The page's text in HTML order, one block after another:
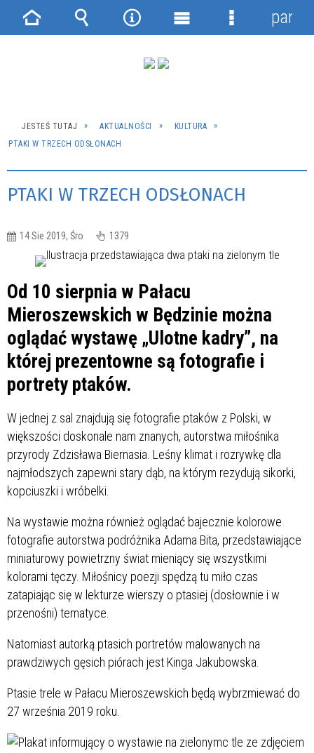
JESTEŚ TUTAJ AKTUALNOŚCI
KULTURA
PTAKI W TRZECH ODSŁONACH
PTAKI W TRZECH ODSŁONACH
14 Sie 2019, Śro 1379
Od 10 sierpnia w Pałacu
Mieroszewskich w Będzinie można
oglądać wystawę „Ulotne kadry”, na
której prezentowne są fotografie i
portrety ptaków.
W jednej z sal znajdują się fotografie ptaków z Polski, w
większości doskonale nam znanych, autorstwa miłośnika
przyrody Zdzisława Biernasia. Leśny klimat i rozrywkę dla
najmłodszych zapewni stary dąb, na którym rezydują sikorki,
kopciuszki i wróbelki.
Na wystawie można również oglądać bajecznie kolorowe
fotografie autorstwa podróżnika Adama Bita, przedstawiające
miniaturowy powietrzny świat mieniący się wszystkimi
kolorami tęczy. Miłośnicy poezji spędzą tu miło czas
zatapiając się w lekturze wierszy o ptasiej (dosłownie i w
przenośni) tematyce.
Natomiast autorką ptasich portretów malowanych na
prawdziwych gęsich piórach jest Kinga Jakubowska.
Ptasie trele w Pałacu Mieroszewskich będą wybrzmiewać do
27 września 2019 roku.
Strona Wyszukiwarka
NarzędziaMenu
Menu
panel